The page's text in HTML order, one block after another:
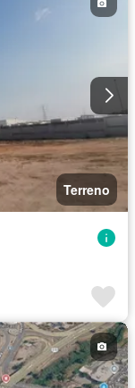
Terreno